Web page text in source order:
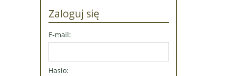
Zaloguj się
E-mail:
Hasło: